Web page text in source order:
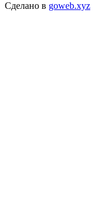
Сделано в goweb.xyz